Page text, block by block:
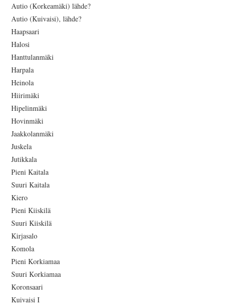
Autio (Korkeamäki) lähde?
Autio (Kuivaisi), lähde?
Haapsaari
Halosi
Hanttulanmäki
Harpala
Heinola
Hiirimäki
Hipelinmäki
Hovinmäki
Jaakkolanmäki
Juskela
Jutikkala
Pieni Kaitala
Suuri Kaitala
Kiero
Pieni Kiiskilä
Suuri Kiiskilä
Kirjasalo
Komola
Pieni Korkiamaa
Suuri Korkiamaa
Koronsaari
Kuivaisi I